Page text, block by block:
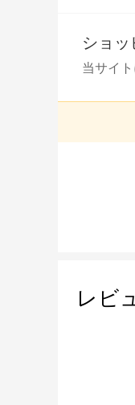
ショッ
当サイ
レビ